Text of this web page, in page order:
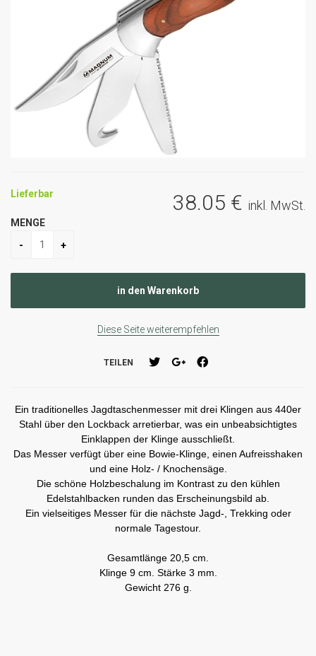
38.05 € inkl. MwSt.
Lieferbar
MENGE
Diese Seite weiterempfehlen
TEILEN
Ein traditionelles Jagdtaschenmesser mit drei Klingen aus 440er
Stahl über den Lockback arretierbar, was ein unbeabsichtigtes
Einklappen der Klinge ausschließt.
Das Messer verfügt über eine Bowie-Klinge, einen Aufreisshaken
und eine Holz- / Knochensäge.
Die schöne Holzbeschalung im Kontrast zu den kühlen
Edelstahlbacken runden das Erscheinungsbild ab.
Ein vielseitiges Messer für die nächste Jagd-, Trekking oder
normale Tagestour.
Gesamtlänge 20,5 cm.
Klinge 9 cm. Stärke 3 mm.
Gewicht 276 g.